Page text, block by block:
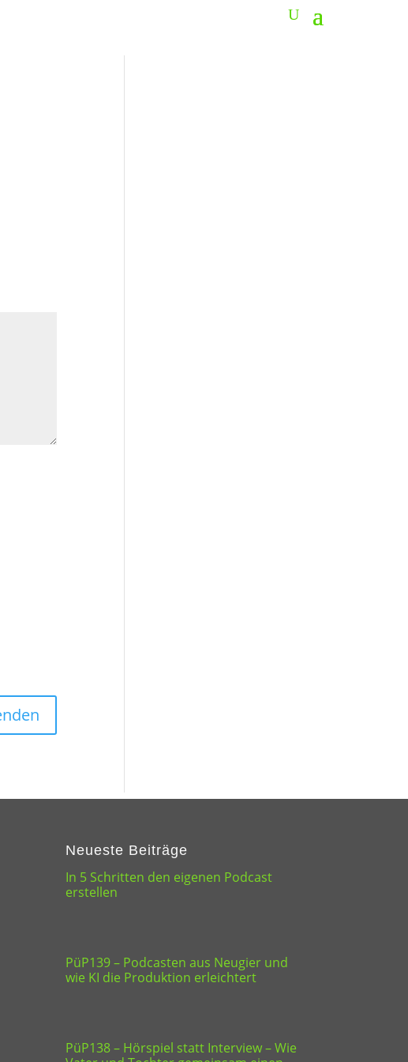
Neueste Beiträge
In 5 Schritten den eigenen Podcast
erstellen
PüP139 – Podcasten aus Neugier und
wie KI die Produktion erleichtert
PüP138 – Hörspiel statt Interview – Wie